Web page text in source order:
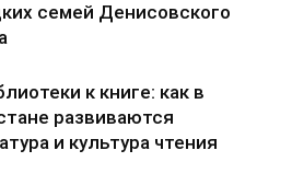
семей Денисовского
к книге: как в
развиваются
и культура чтения